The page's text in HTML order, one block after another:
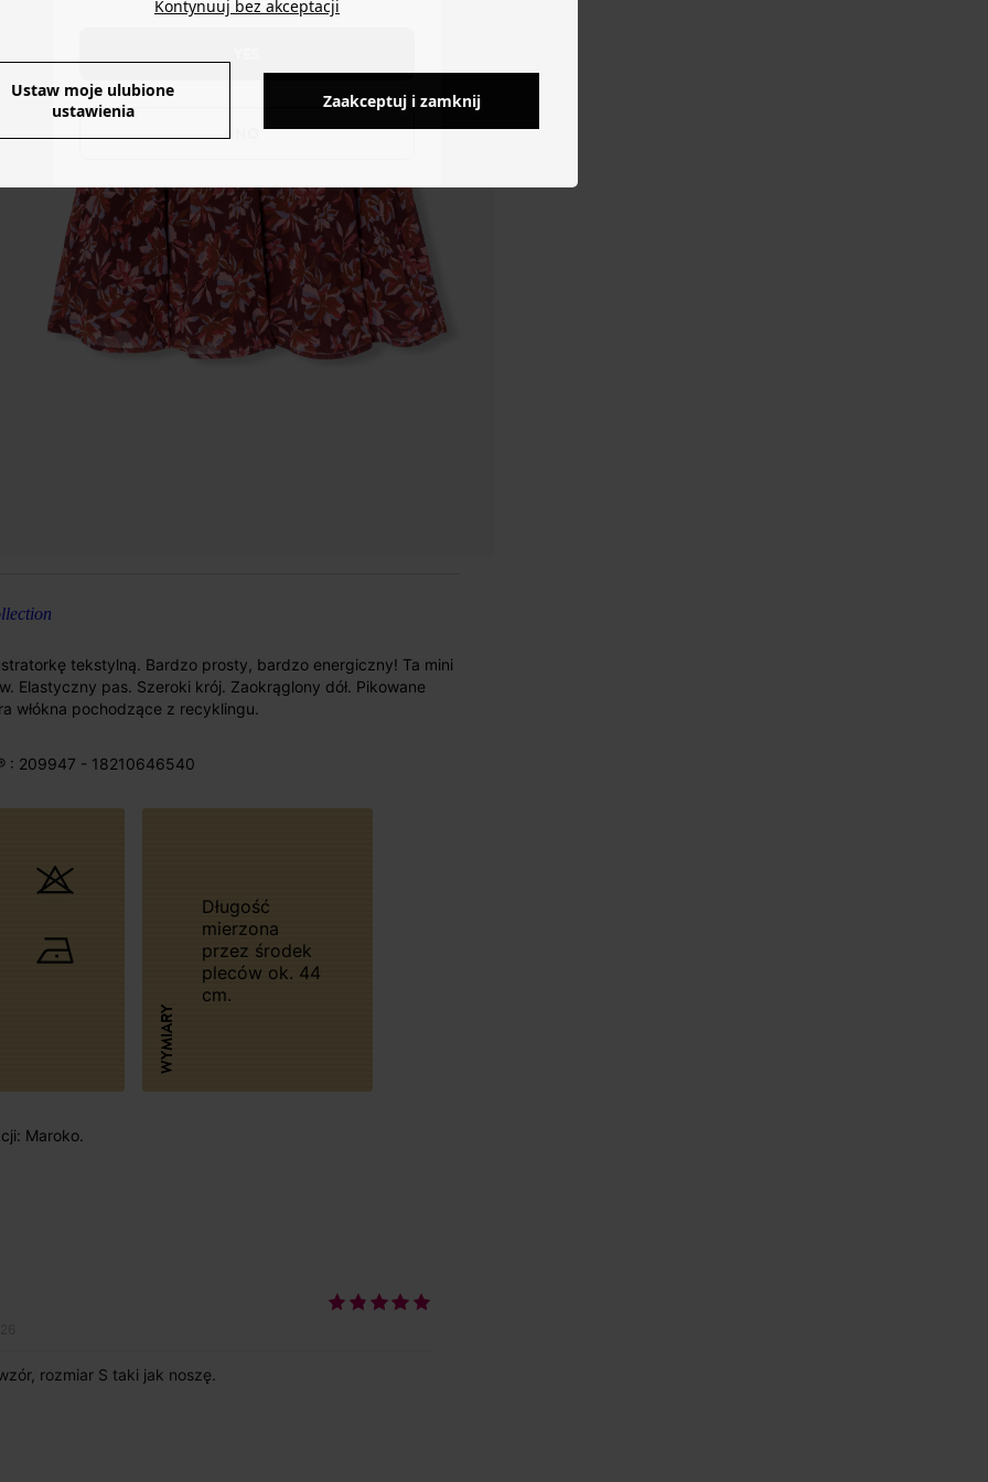
tekstylną. Bardzo prosty, bardzo energiczny! Ta mini
Elastyczny pas. Szeroki krój. Zaokrąglony dół. Pikowane
włókna pochodzące z recyklingu.
: 209947 - 18210646540
WYMIARY
Długość
mierzona
przez środek
pleców ok. 44
cm.
Maroko.
rozmiar S taki jak noszę.
Kontynuuj bez akceptacji
Ustaw moje ulubione
ustawienia
Zaakceptuj i zamknij